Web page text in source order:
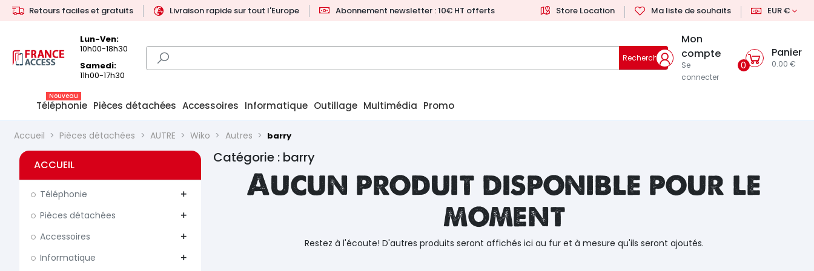
Retours faciles et gratuits Livraison rapide sur tout l'Europe Abonnement newsletter : 10€ HT offerts Store Location Ma liste de souhaits EUR €
Lun-Ven:
10h00-18h30
Samedi:
11h00-17h30
Rechercher
Mon
compte
Se
connecter
0
Panier
0.00 €
Téléphonie
Nouveau
Pièces détachées Accessoires Informatique Outillage Multimédia Promo
Accueil Pièces détachées AUTRE Wiko Autres barry
ACCUEIL
Téléphonie add
Pièces détachées add
Accessoires add
Informatique add
Catégorie : barry
Aucun produit disponible pour le
moment
Restez à l'écoute! D'autres produits seront affichés ici au fur et à mesure qu'ils seront ajoutés.